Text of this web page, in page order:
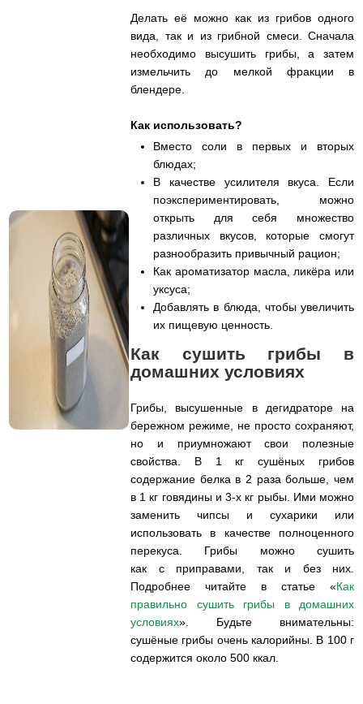
Делать её можно как из грибов одного
вида, так и из грибной смеси. Сначала
необходимо высушить грибы, а затем
измельчить до мелкой фракции в
блендере.
Как использовать?
Вместо соли в первых и вторых
блюдах;
В качестве усилителя вкуса. Если
поэкспериментировать, можно
открыть для себя множество
различных вкусов, которые смогут
разнообразить привычный рацион;
Как ароматизатор масла, ликёра или
уксуса;
Добавлять в блюда, чтобы увеличить
их пищевую ценность.
Как сушить грибы в
домашних условиях
Грибы, высушенные в дегидраторе на
бережном режиме, не просто сохраняют,
но и приумножают свои полезные
свойства. В 1 кг сушёных грибов
содержание белка в 2 раза больше, чем
в 1 кг говядины и 3-х кг рыбы. Ими можно
заменить чипсы и сухарики или
использовать в качестве полноценного
перекуса. Грибы можно сушить
как с приправами, так и без них.
Подробнее читайте в статье «Как
правильно сушить грибы в домашних
условиях». Будьте внимательны:
сушёные грибы очень калорийны. В 100 г
содержится около 500 ккал.